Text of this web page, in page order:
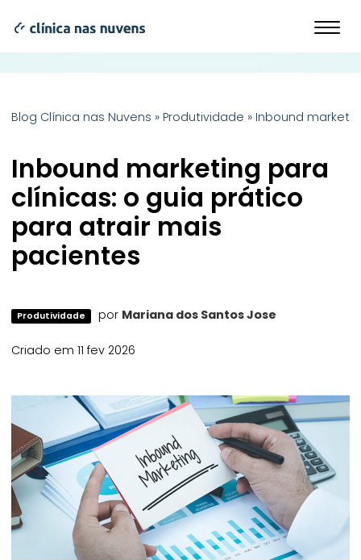
Blog Clínica nas Nuvens » Produtividade » Inbound
Inbound marketing para
clínicas: o guia prático
para atrair mais
pacientes
Produtividade por Mariana dos Santos Jose
Criado em 11 fev 2026